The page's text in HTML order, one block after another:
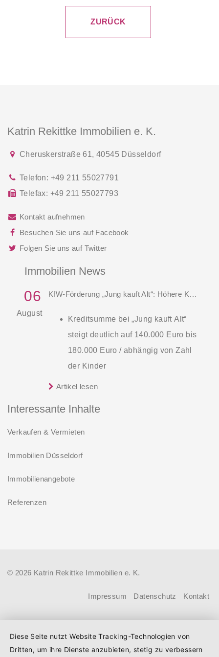
Gute Anbindung an die Autobahnen A44, A52 und A3.
ZURÜCK
Katrin Rekittke Immobilien e. K.
Cheruskerstraße 61, 40545 Düsseldorf
Telefon: +49 211 55027791
Telefax: +49 211 55027793
Kontakt aufnehmen
Besuchen Sie uns auf Facebook
Folgen Sie uns auf Twitter
Immobilien News
06
August
KfW-Förderung „Jung kauft Alt“: Höhere Kredite ab August 2026
Kreditsumme bei „Jung kauft Alt“
steigt deutlich auf 140.000 Euro bis
180.000 Euro / abhängig von Zahl
der Kinder
Zinsen werden aus Mitteln des
0,53 Prozent effektiv bei 35 Jahren
Laufzeit und 10 Jahren
Antragstellende verpflichten sich
zu energetischer Sanierung binnen
Die KfW und der Bund verbessern
weiter die Förderung für Familien mit
Förderprodukt „Wohneigentum für
Familien – Bestandserwerb / „Jung kauft
mittlerem Einkommen, die eine
beantragen. Für Familien mit einem
Kind steigt der Förderhöchstbetrag von
Euro (vorher: 125.000 Euro) und für
Artikel lesen
Interessante Inhalte
Verkaufen & Vermieten
Immobilien Düsseldorf
Immobilienangebote
Referenzen
© 2026 Katrin Rekittke Immobilien e. K.
Impressum Datenschutz Kontakt
Diese Seite nutzt Website Tracking-Technologien von
Dritten, um ihre Dienste anzubieten, stetig zu verbessern